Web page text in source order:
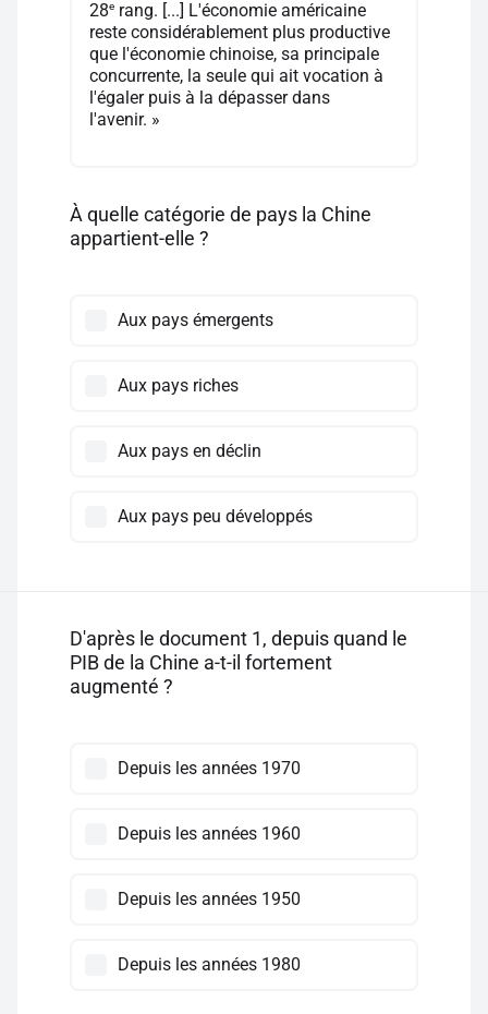
28e rang. [...] L'économie américaine
reste considérablement plus productive
que l'économie chinoise, sa principale
concurrente, la seule qui ait vocation à
l'égaler puis à la dépasser dans
l'avenir. »
À quelle catégorie de pays la Chine
appartient-elle ?
Aux pays émergents
Aux pays riches
Aux pays en déclin
Aux pays peu développés
D'après le document 1, depuis quand le
PIB de la Chine a-t-il fortement
augmenté ?
Depuis les années 1970
Depuis les années 1960
Depuis les années 1950
Depuis les années 1980